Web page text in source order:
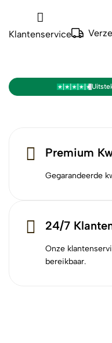
Klantenservice
Premium
Gegarandeerde
24/7
Onze
bereikbaar.